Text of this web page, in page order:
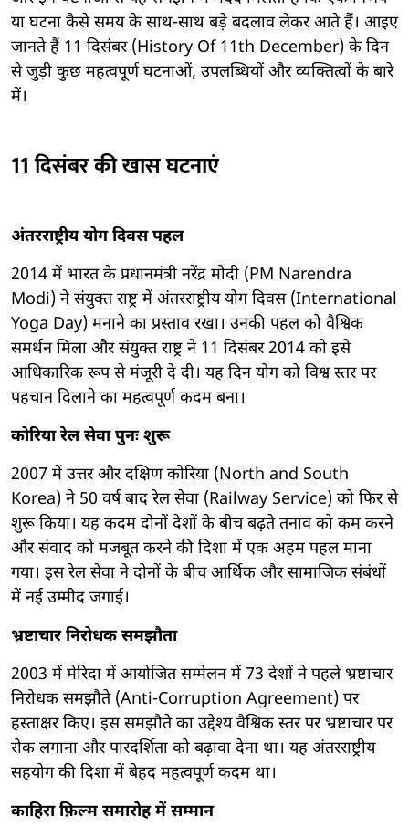
या घटना कैसे समय के साथ-साथ बड़े बदलाव लेकर आते हैं। आइए
जानते हैं 11 दिसंबर (History Of 11th December) के दिन
से जुड़ी कुछ महत्वपूर्ण घटनाओं, उपलब्धियों और व्यक्तित्वों के बारे
में।
11 दिसंबर की खास घटनाएं
अंतरराष्ट्रीय योग दिवस पहल
2014 में भारत के प्रधानमंत्री नरेंद्र मोदी (PM Narendra
Modi) ने संयुक्त राष्ट्र में अंतरराष्ट्रीय योग दिवस (International
Yoga Day) मनाने का प्रस्ताव रखा। उनकी पहल को वैश्विक
समर्थन मिला और संयुक्त राष्ट्र ने 11 दिसंबर 2014 को इसे
आधिकारिक रूप से मंजूरी दे दी। यह दिन योग को विश्व स्तर पर
पहचान दिलाने का महत्वपूर्ण कदम बना।
कोरिया रेल सेवा पुनः शुरू
2007 में उत्तर और दक्षिण कोरिया (North and South
Korea) ने 50 वर्ष बाद रेल सेवा (Railway Service) को फिर से
शुरू किया। यह कदम दोनों देशों के बीच बढ़ते तनाव को कम करने
और संवाद को मजबूत करने की दिशा में एक अहम पहल माना
गया। इस रेल सेवा ने दोनों के बीच आर्थिक और सामाजिक संबंधों
में नई उम्मीद जगाई।
भ्रष्टाचार निरोधक समझौता
2003 में मेरिदा में आयोजित सम्मेलन में 73 देशों ने पहले भ्रष्टाचार
निरोधक समझौते (Anti-Corruption Agreement) पर
हस्ताक्षर किए। इस समझौते का उद्देश्य वैश्विक स्तर पर भ्रष्टाचार पर
रोक लगाना और पारदर्शिता को बढ़ावा देना था। यह अंतरराष्ट्रीय
सहयोग की दिशा में बेहद महत्वपूर्ण कदम था।
काहिरा फ़िल्म समारोह में सम्मान